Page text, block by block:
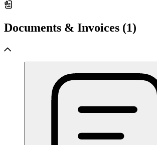
Documents & Invoices (1)